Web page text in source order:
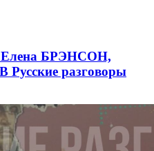
Елена БРЭНСОН,
разговоры